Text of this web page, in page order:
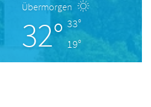
Übermorgen
32° 33°
19°